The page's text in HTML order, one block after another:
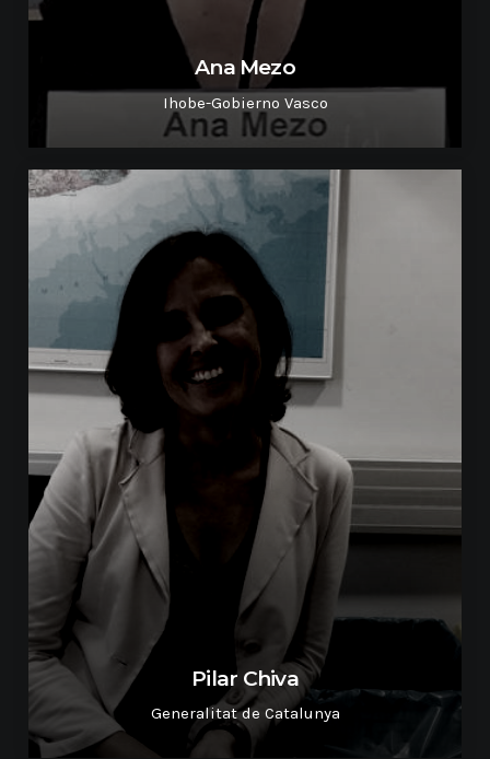
Ana Mezo
Ihobe-Gobierno Vasco
Pilar Chiva
Generalitat de Catalunya